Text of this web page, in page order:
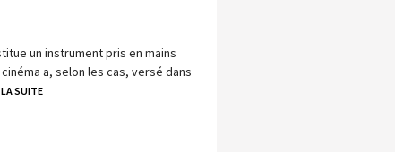
un instrument pris en mains
a, selon les cas, versé dans
SUITE